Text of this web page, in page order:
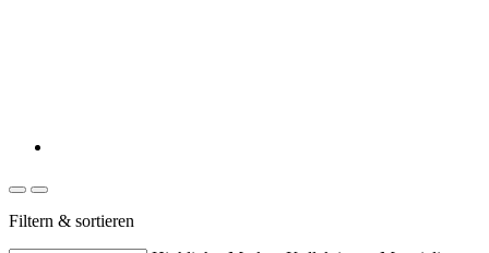
Filtern & sortieren